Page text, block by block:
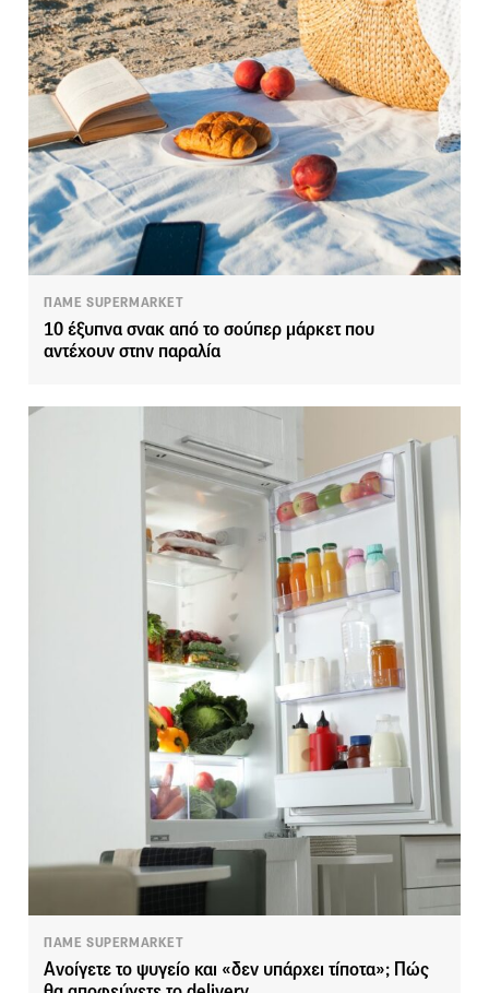
ΠΑΜΕ SUPERMARKET
10 έξυπνα σνακ από το σούπερ μάρκετ που
αντέχουν στην παραλία
ΠΑΜΕ SUPERMARKET
Ανοίγετε το ψυγείο και «δεν υπάρχει τίποτα»; Πώς